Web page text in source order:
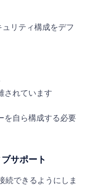
リティ構成をデフ
れています
を自ら構成する必要
サポート
できるようにしま